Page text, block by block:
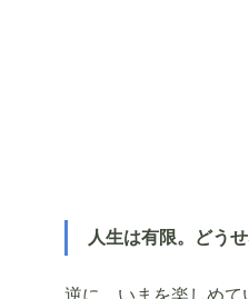
人生は有限。どう
逆に、いまを楽しめて